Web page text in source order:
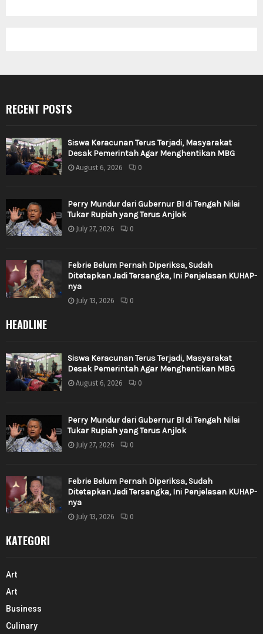
RECENT POSTS
Siswa Keracunan Terus Terjadi, Masyarakat
Desak Pemerintah Agar Menghentikan MBG
August 6, 2026 0
Perry Mundur dari Gubernur BI di Tengah Nilai
Tukar Rupiah yang Terus Anjlok
July 27, 2026 0
Febrie Belum Pernah Diperiksa, Sudah
Ditetapkan Jadi Tersangka, Ini Penjelasan KUHAP-
nya
July 13, 2026 0
HEADLINE
Siswa Keracunan Terus Terjadi, Masyarakat
Desak Pemerintah Agar Menghentikan MBG
August 6, 2026 0
Perry Mundur dari Gubernur BI di Tengah Nilai
Tukar Rupiah yang Terus Anjlok
July 27, 2026 0
Febrie Belum Pernah Diperiksa, Sudah
Ditetapkan Jadi Tersangka, Ini Penjelasan KUHAP-
nya
July 13, 2026 0
KATEGORI
Art
Art
Business
Culinary